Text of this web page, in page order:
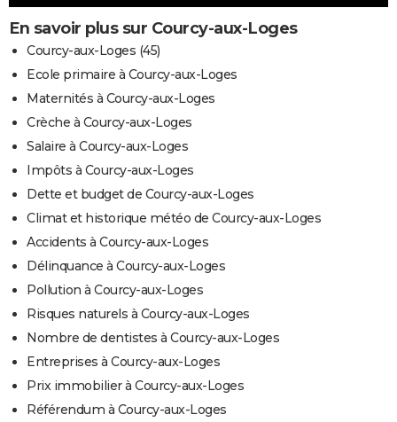
En savoir plus sur Courcy-aux-Loges
Courcy-aux-Loges (45)
Ecole primaire à Courcy-aux-Loges
Maternités à Courcy-aux-Loges
Crèche à Courcy-aux-Loges
Salaire à Courcy-aux-Loges
Impôts à Courcy-aux-Loges
Dette et budget de Courcy-aux-Loges
Climat et historique météo de Courcy-aux-Loges
Accidents à Courcy-aux-Loges
Délinquance à Courcy-aux-Loges
Pollution à Courcy-aux-Loges
Risques naturels à Courcy-aux-Loges
Nombre de dentistes à Courcy-aux-Loges
Entreprises à Courcy-aux-Loges
Prix immobilier à Courcy-aux-Loges
Référendum à Courcy-aux-Loges